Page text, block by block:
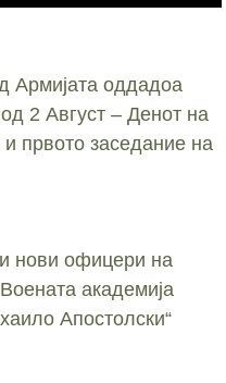
Армијата оддадоа
2 Август – Денот на
и првото заседание на
нови офицери на
академија
Апостолски“